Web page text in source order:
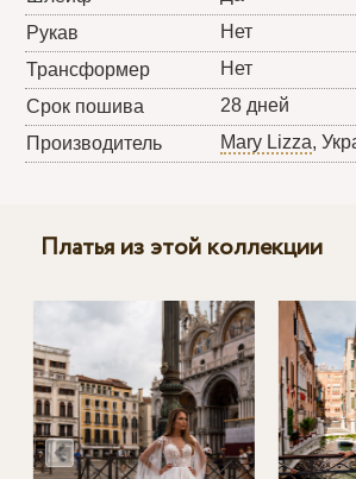
Рукав
Нет
Трансформер
Нет
Срок пошива
28 дней
Производитель
Mary Lizza,
Платья из этой коллекции